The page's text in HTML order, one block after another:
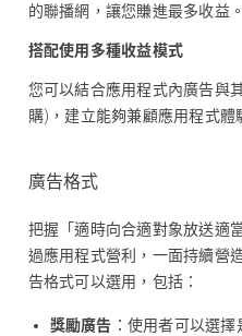
的聯播網，讓您賺進最多收益。
搭配使用多種收益模式
您可以結合應用程式內廣告與
購)，建立能夠兼顧應用程式體
廣告格式
把握「適時向合適對象放送適
過應用程式營利，一面持續營
告格式可以選用，包括：
獎勵廣告 ：使用者可以選